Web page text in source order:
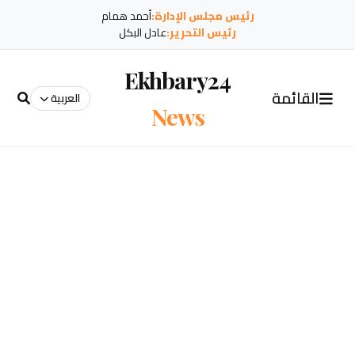
رئيس مجلس الإدارة:أحمد همام
رئيس التحرير:عادل البكل
القائمة
Ekhbary24
News
العربية